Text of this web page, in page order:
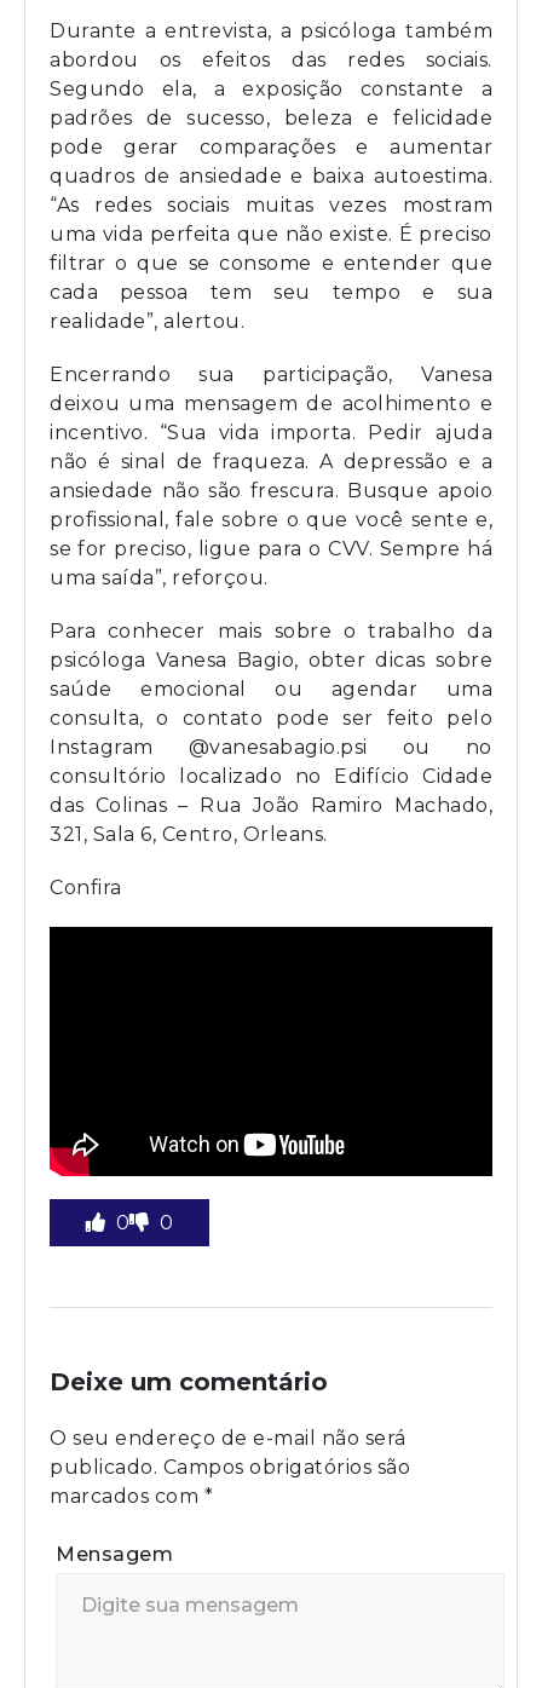
Durante a entrevista, a psicóloga também
abordou os efeitos das redes sociais.
Segundo ela, a exposição constante a
padrões de sucesso, beleza e felicidade
pode gerar comparações e aumentar
quadros de ansiedade e baixa autoestima.
“As redes sociais muitas vezes mostram
uma vida perfeita que não existe. É preciso
filtrar o que se consome e entender que
cada pessoa tem seu tempo e sua
realidade”, alertou.
Encerrando sua participação, Vanesa
deixou uma mensagem de acolhimento e
incentivo. “Sua vida importa. Pedir ajuda
não é sinal de fraqueza. A depressão e a
ansiedade não são frescura. Busque apoio
profissional, fale sobre o que você sente e,
se for preciso, ligue para o CVV. Sempre há
uma saída”, reforçou.
Para conhecer mais sobre o trabalho da
psicóloga Vanesa Bagio, obter dicas sobre
saúde emocional ou agendar uma
consulta, o contato pode ser feito pelo
Instagram @vanesabagio.psi ou no
consultório localizado no Edifício Cidade
das Colinas – Rua João Ramiro Machado,
321, Sala 6, Centro, Orleans.
Confira
0 0
Deixe um comentário
O seu endereço de e-mail não será
publicado. Campos obrigatórios são
marcados com *
Mensagem